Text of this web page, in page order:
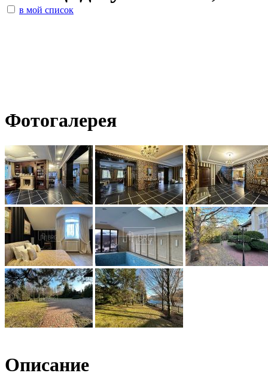
в мой список
Фотогалерея
Описание